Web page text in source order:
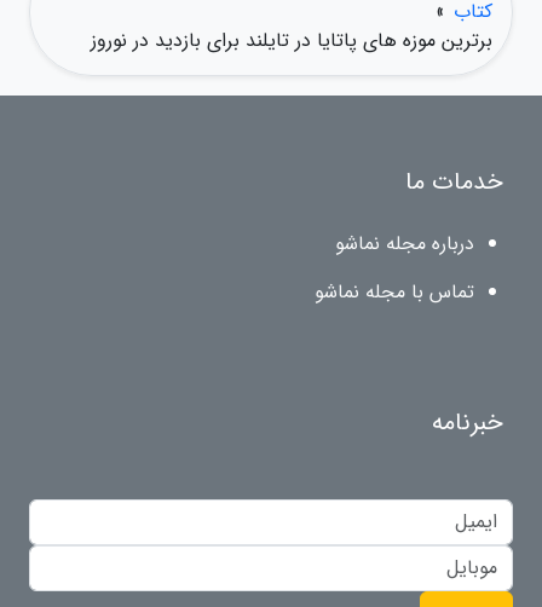
کتاب »
برترین موزه های پاتایا در تایلند برای بازدید در نوروز
خدمات ما
درباره مجله نماشو
تماس با مجله نماشو
خبرنامه